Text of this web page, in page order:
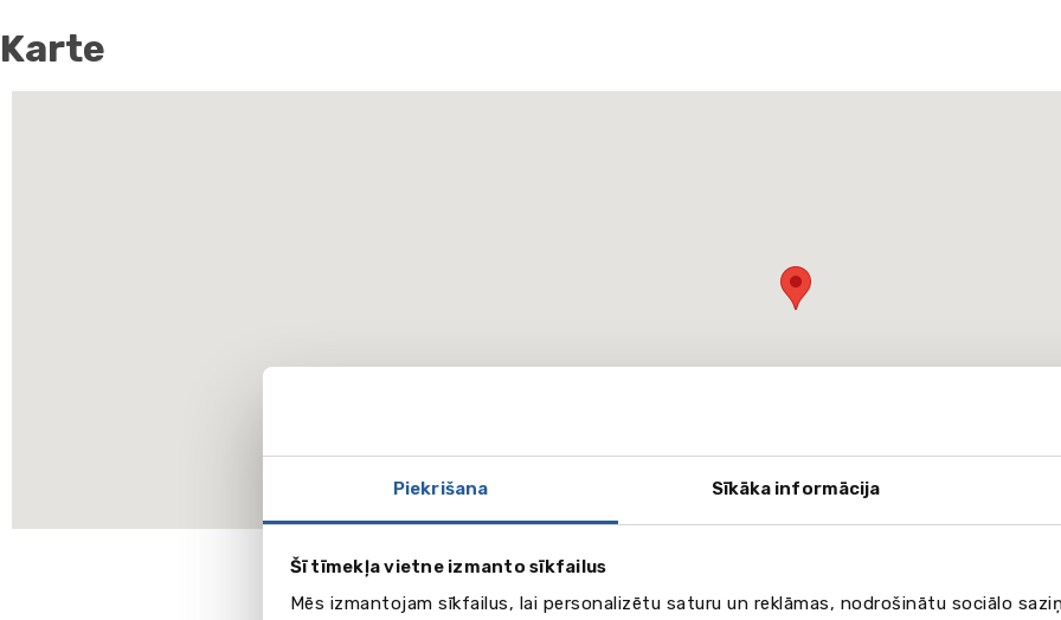
Piekrišana Sīkāka informācija
Šī tīmekļa vietne izmanto sīkfailus
Mēs izmantojam sīkfailus, lai personalizētu saturu un reklāmas, nodrošinātu sociālo
Karte